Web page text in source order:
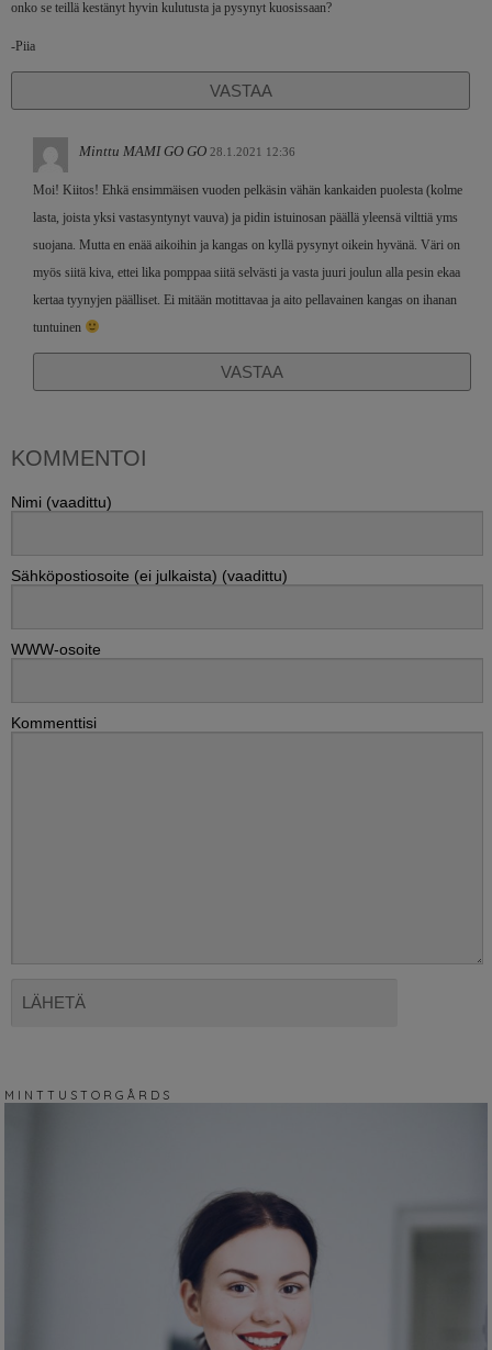
onko se teillä kestänyt hyvin kulutusta ja pysynyt kuosissaan?
-Piia
VASTAA
Minttu MAMI GO GO 28.1.2021 12:36
Moi! Kiitos! Ehkä ensimmäisen vuoden pelkäsin vähän kankaiden puolesta (kolme
lasta, joista yksi vastasyntynyt vauva) ja pidin istuinosan päällä yleensä vilttiä yms
suojana. Mutta en enää aikoihin ja kangas on kyllä pysynyt oikein hyvänä. Väri on
myös siitä kiva, ettei lika pomppaa siitä selvästi ja vasta juuri joulun alla pesin ekaa
kertaa tyynyjen päälliset. Ei mitään motittavaa ja aito pellavainen kangas on ihanan
tuntuinen
VASTAA
KOMMENTOI
Nimi (vaadittu)
Sähköpostiosoite (ei julkaista) (vaadittu)
WWW-osoite
Kommenttisi
M I N T T U S T O R G Å R D S